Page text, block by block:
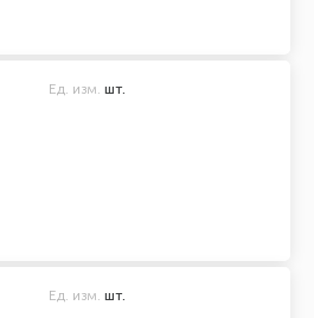
Ед. изм. шт.
Ед. изм. шт.